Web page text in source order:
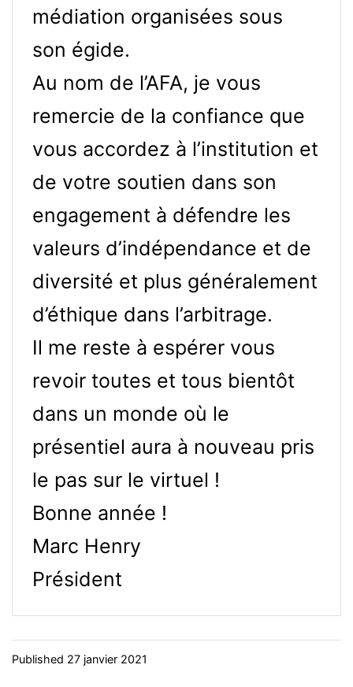
médiation organisées sous
son égide.
Au nom de l’AFA, je vous
remercie de la confiance que
vous accordez à l’institution et
de votre soutien dans son
engagement à défendre les
valeurs d’indépendance et de
diversité et plus généralement
d’éthique dans l’arbitrage.
Il me reste à espérer vous
revoir toutes et tous bientôt
dans un monde où le
présentiel aura à nouveau pris
le pas sur le virtuel !
Bonne année !
Marc Henry
Président
Published 27 janvier 2021